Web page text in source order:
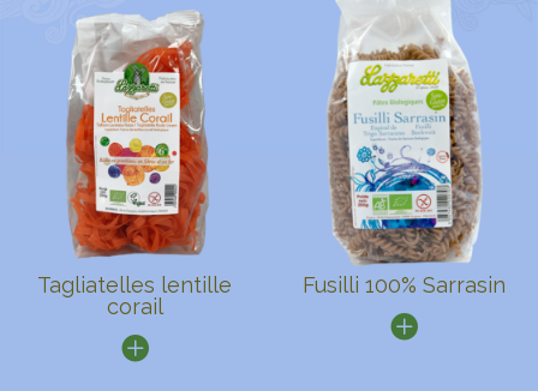
Tagliatelles lentille
corail
Fusilli 100% Sarrasin